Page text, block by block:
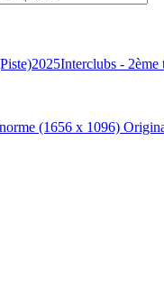
2025Interclubs - 2ème
(1656 x 1096)